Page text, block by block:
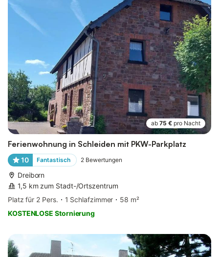
ab 75 € pro Nacht
Ferienwohnung in Schleiden mit PKW-Parkplatz
10 Fantastisch 2 Bewertungen
Dreiborn
1,5 km zum Stadt-/Ortszentrum
Platz für 2 Pers.
1 Schlafzimmer
58 m²
KOSTENLOSE Stornierung